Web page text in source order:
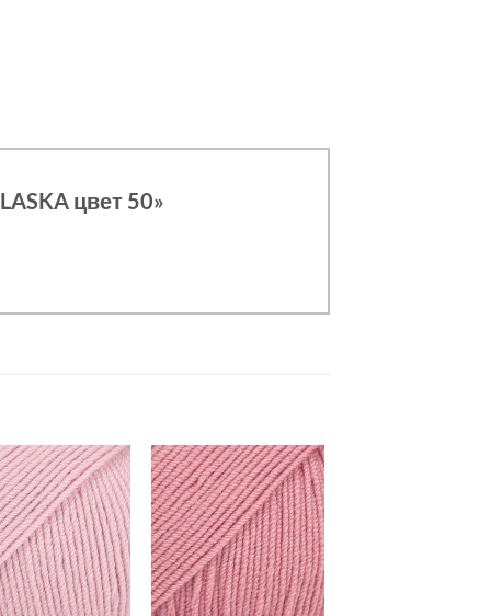
цвет 50»
Добавить в
избранное.
Добавить в
избранное.